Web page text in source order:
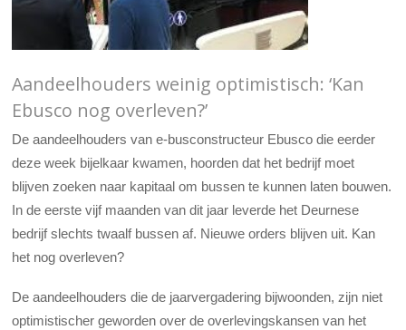
Aandeelhouders weinig optimistisch: ‘Kan
Ebusco nog overleven?’
De aandeelhouders van e-busconstructeur Ebusco die eerder
deze week bijelkaar kwamen, hoorden dat het bedrijf moet
blijven zoeken naar kapitaal om bussen te kunnen laten bouwen.
In de eerste vijf maanden van dit jaar leverde het Deurnese
bedrijf slechts twaalf bussen af. Nieuwe orders blijven uit. Kan
het nog overleven?
De aandeelhouders die de jaarvergadering bijwoonden, zijn niet
optimistischer geworden over de overlevingskansen van het